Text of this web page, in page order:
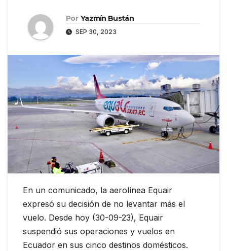
Por Yazmín Bustán
SEP 30, 2023
En un comunicado, la aerolínea Equair
expresó su decisión de no levantar más el
vuelo. Desde hoy (30-09-23), Equair
suspendió sus operaciones y vuelos en
Ecuador en sus cinco destinos domésticos.